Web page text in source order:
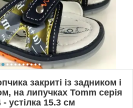
закриті із задником і
на липучках Tomm серія
устілка 15.3 см